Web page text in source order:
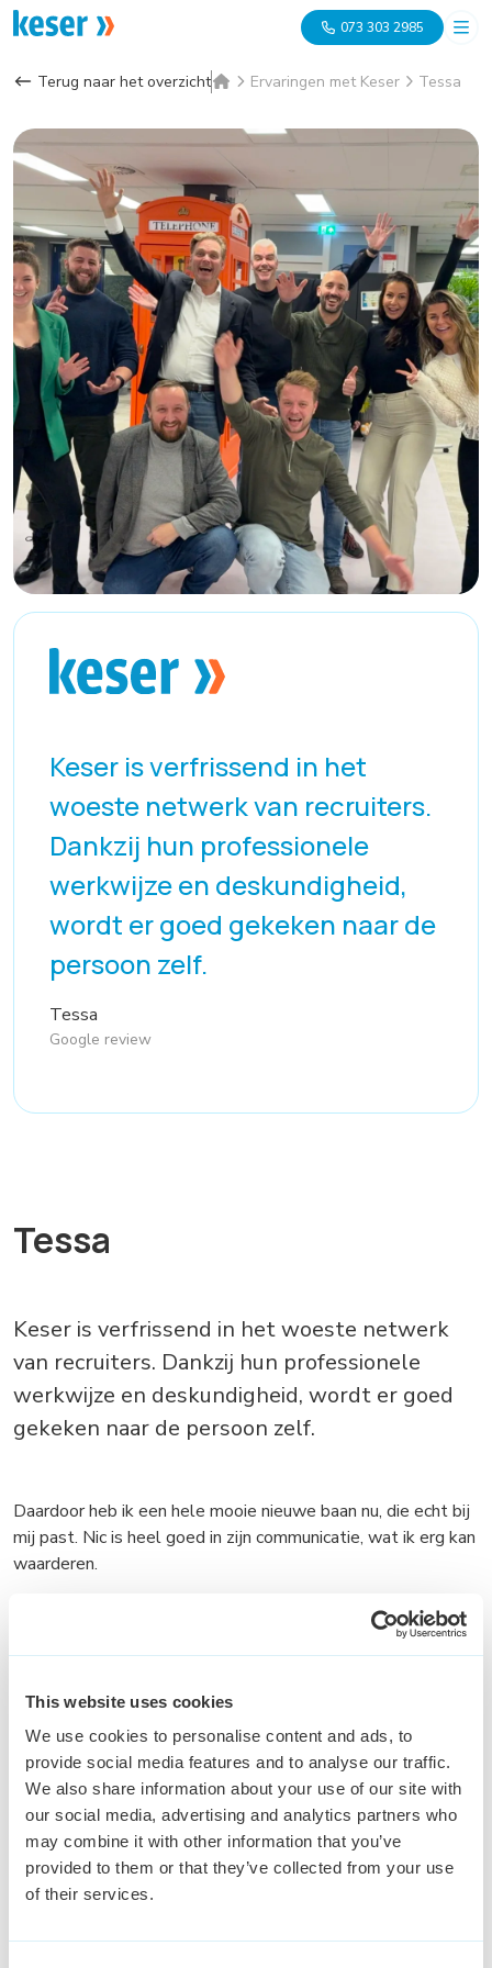
This website uses cookies
We use cookies to personalise content and ads, to
provide social media features and to analyse our traffic.
We also share information about your use of our site with
our social media, advertising and analytics partners who
may combine it with other information that you’ve
provided to them or that they’ve collected from your use
of their services.
073 303 2985
Terug naar het overzicht Ervaringen met Keser Tessa
Keser is verfrissend in het
woeste netwerk van recruiters.
Dankzij hun professionele
werkwijze en deskundigheid,
wordt er goed gekeken naar de
persoon zelf.
Tessa
Google review
Tessa
Keser is verfrissend in het woeste netwerk
van recruiters. Dankzij hun professionele
werkwijze en deskundigheid, wordt er goed
gekeken naar de persoon zelf.
Daardoor heb ik een hele mooie nieuwe baan nu, die echt bij
mij past. Nic is heel goed in zijn communicatie, wat ik erg kan
waarderen.
E-mail FacebookLinkedInTwitterWhatsapp